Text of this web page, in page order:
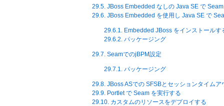
29.5. JBoss Embedded なしの Java SE で
29.6. JBoss Embedded を使用し Java SE で
29.6.1. Embedded JBoss をインストールす
29.6.2. パッケージング
29.7. SeamでのjBPM設定
29.7.1. パッケージング
29.8. JBoss ASでの SFSBとセッションタイムア
29.9. Portlet で Seam を実行する
29.10. カスタムのリソースをデプロイする